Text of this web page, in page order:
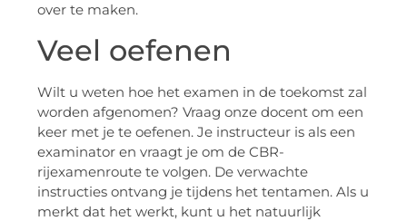
over te maken.
Veel oefenen
Wilt u weten hoe het examen in de toekomst zal
worden afgenomen? Vraag onze docent om een ​​
keer met je te oefenen. Je instructeur is als een
examinator en vraagt ​​je om de CBR-
rijexamenroute te volgen. De verwachte
instructies ontvang je tijdens het tentamen. Als u
merkt dat het werkt, kunt u het natuurlijk